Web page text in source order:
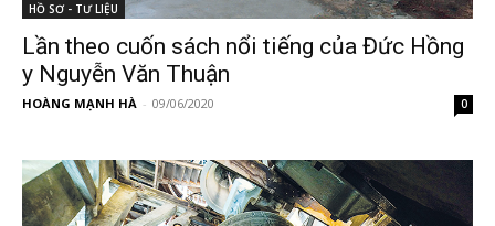
HỒ SƠ - TƯ LIỆU
Lần theo cuốn sách nổi tiếng của Đức Hồng
y Nguyễn Văn Thuận
HOÀNG MẠNH HÀ - 09/06/2020 0